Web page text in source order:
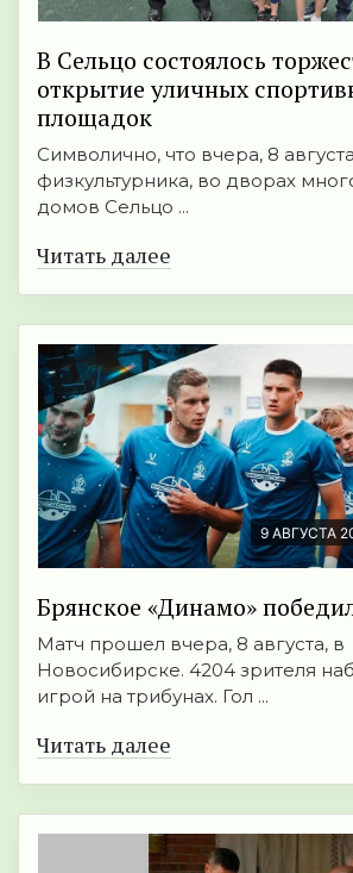
В Сельцо состоялось
открытие уличных
площадок
Символично, что вчера, 8
физкультурника, во дворах
домов Сельцо ...
Читать далее
9 АВГУСТА
Брянское «Динамо»
Матч прошел вчера, 8 августа, в
Новосибирске. 4204 зрителя
игрой на трибунах. Гол ...
Читать далее